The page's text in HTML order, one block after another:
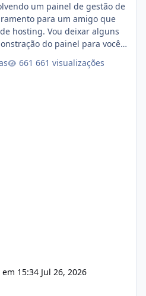
um painel de gestão de
para um amigo que
hosting. Vou deixar alguns
do painel para vocês
concluído e conta com
661 visualizações
em 15:34 Jul 26, 2026